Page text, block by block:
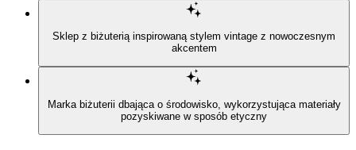
Sklep z biżuterią inspirowaną stylem vintage z nowoczesnym
akcentem
Marka biżuterii dbająca o środowisko, wykorzystująca materiały
pozyskiwane w sposób etyczny